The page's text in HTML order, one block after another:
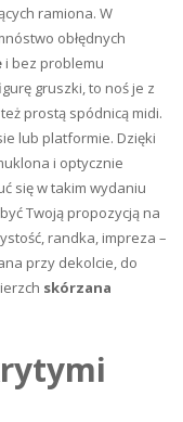
ramiona. W
obłędnych
i bez problemu
gruszki, to noś je z
prostą spódnicą midi.
lub platformie. Dzięki
i optycznie
się w takim wydaniu
Twoją propozycją na
randka, impreza –
przy dekolcie, do
skórzana